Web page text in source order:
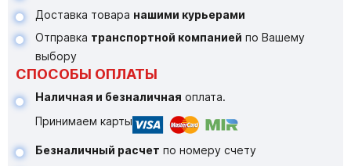
Доставка товара нашими курьерами
Отправка транспортной компанией по Вашему
выбору
СПОСОБЫ ОПЛАТЫ
Наличная и безналичная оплата.
Принимаем карты
Безналичный расчет по номеру счету